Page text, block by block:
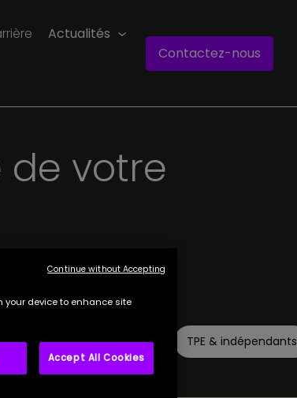
Actualités
Contactez-nous
de votre
non-Marchand Start-up TPE & indépendants
your device to enhance site
Accept All Cookies
Continue without Accepting